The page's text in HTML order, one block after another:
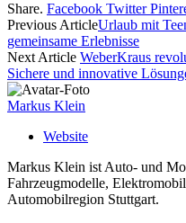
Share. Facebook Twitter
Previous ArticleUrlaub mit
gemeinsame Erlebnisse
Next Article WeberKraus
Sichere und innovative
Markus Klein
Website
Markus Klein ist Auto- und
Fahrzeugmodelle,
Automobilregion Stuttgart.